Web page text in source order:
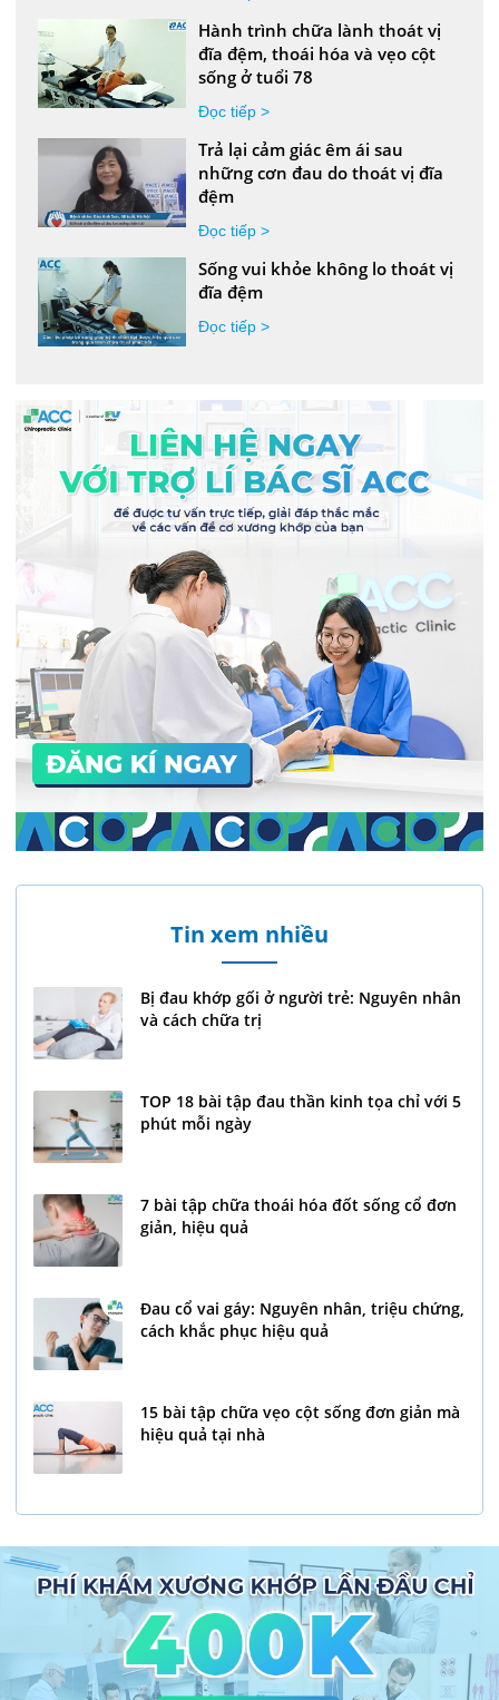
Hành trình chữa lành thoát vị
đĩa đệm, thoái hóa và vẹo cột
sống ở tuổi 78
Đọc tiếp >
Trả lại cảm giác êm ái sau
những cơn đau do thoát vị đĩa
đệm
Đọc tiếp >
Sống vui khỏe không lo thoát vị
đĩa đệm
Đọc tiếp >
Tin xem nhiều
Bị đau khớp gối ở người trẻ: Nguyên nhân
và cách chữa trị
TOP 18 bài tập đau thần kinh tọa chỉ với 5
phút mỗi ngày
7 bài tập chữa thoái hóa đốt sống cổ đơn
giản, hiệu quả
Đau cổ vai gáy: Nguyên nhân, triệu chứng,
cách khắc phục hiệu quả
15 bài tập chữa vẹo cột sống đơn giản mà
hiệu quả tại nhà